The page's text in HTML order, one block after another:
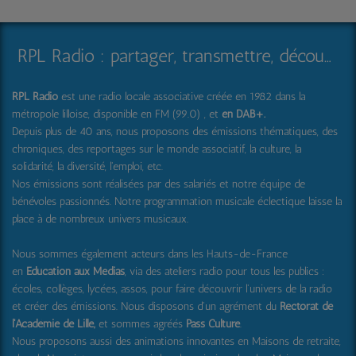
RPL Radio : partager, transmettre, découvrir et surprendre
RPL Radio est une radio locale associative créée en 1982 dans la
métropole lilloise, disponible en FM (99.0) , et en DAB+.
Depuis plus de 40 ans, nous proposons des émissions thématiques, des
chroniques, des reportages sur le monde associatif, la culture, la
solidarité, la diversité, l'emploi, etc.
Nos émissions sont réalisées par des salariés et notre équipe de
bénévoles passionnés. Notre programmation musicale éclectique laisse la
place à de nombreux univers musicaux.
Nous sommes également acteurs dans les Hauts-de-France
en Education aux Médias, via des ateliers radio pour tous les publics :
écoles, collèges, lycées, assos, pour faire découvrir l'univers de la radio
et créer des émissions. Nous disposons d'un agrément du Rectorat de
l'Académie de Lille, et sommes agréés Pass Culture.
Nous proposons aussi des animations innovantes en Maisons de retraite,